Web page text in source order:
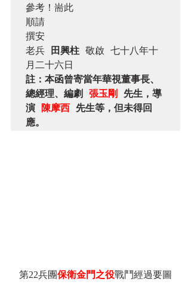
參考！耑此
順請
撰安
老兵
田興柱 敬啟 七十八年十
註：本函曾寄當年華視董事長、
總經理、編劇 張玉剛
先生，導
演
陳摩西 先生等，但未得回
應。
第22兵團保衛金門之役戰鬥經過要圖